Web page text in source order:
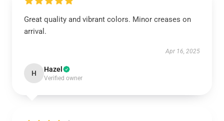
Great quality and vibrant colors. Minor creases on
arrival.
Apr 16, 2025
H Hazel
Verified owner